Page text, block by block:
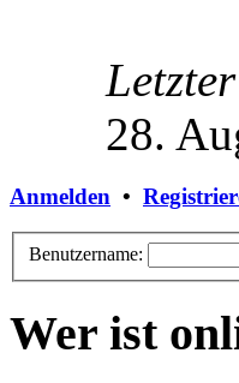
28.
Anmelden •
Benutzername:
Wer ist